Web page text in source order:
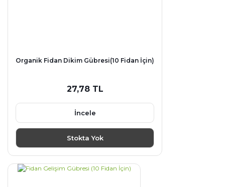
Organik Fidan Dikim Gübresi(10 Fidan İçin)
27,78 TL
İncele
Stokta Yok